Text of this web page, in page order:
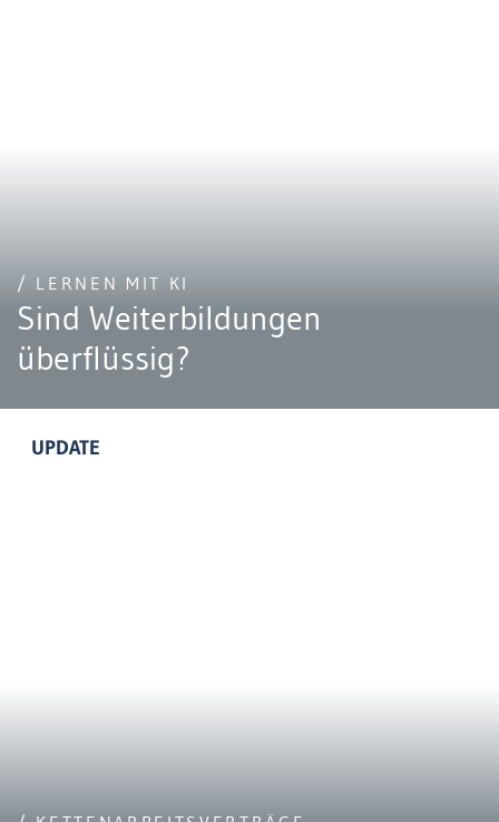
/ LERNEN MIT KI
Sind Weiterbildungen
überflüssig?
UPDATE